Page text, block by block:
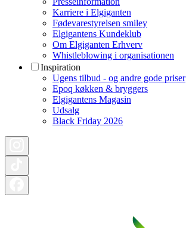
Karriere i Elgiganten
Fødevarestyrelsen smiley
Elgigantens Kundeklub
Om Elgiganten Erhverv
Whistleblowing i organisationen
Inspiration
Ugens tilbud - og andre gode priser
Epoq køkken & bryggers
Elgigantens Magasin
Udsalg
Black Friday 2026